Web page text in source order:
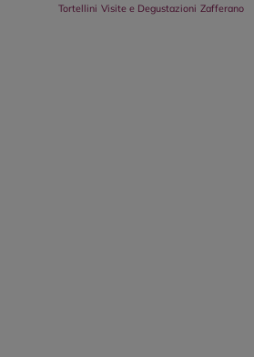
Tortellini Visite e Degustazioni Zafferano